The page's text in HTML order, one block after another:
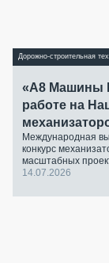
Дорожно-строительная
«А8 Машины
работе на
Международная
конкурс
масштабных
14.07.2026